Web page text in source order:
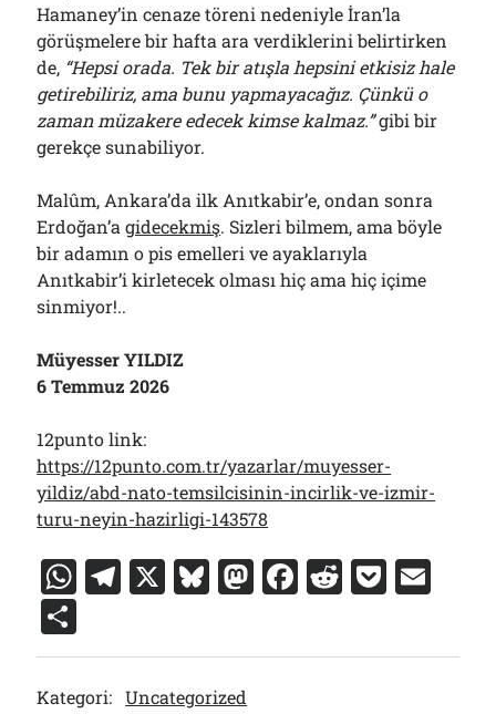
Hamaney’in cenaze töreni nedeniyle İran’la
görüşmelere bir hafta ara verdiklerini belirtirken
de, “Hepsi orada. Tek bir atışla hepsini etkisiz hale
getirebiliriz, ama bunu yapmayacağız. Çünkü o
zaman müzakere edecek kimse kalmaz.”gibi bir
gerekçe sunabiliyor.
Malûm, Ankara’da ilk Anıtkabir’e, ondan sonra
Erdoğan’agidecekmiş. Sizleri bilmem, ama böyle
bir adamın o pis emelleri ve ayaklarıyla
Anıtkabir’i kirletecek olması hiç ama hiç içime
sinmiyor!..
Müyesser YILDIZ
6 Temmuz 2026
12punto link:
https://12punto.com.tr/yazarlar/muyesser-
yildiz/abd-nato-temsilcisinin-incirlik-ve-izmir-
turu-neyin-hazirligi-143578
W
at
s
T
e
gr
X Bl
e
s
M
st
F
c
R
d
P
c ai
h
ar
Kategori: Uncategorized